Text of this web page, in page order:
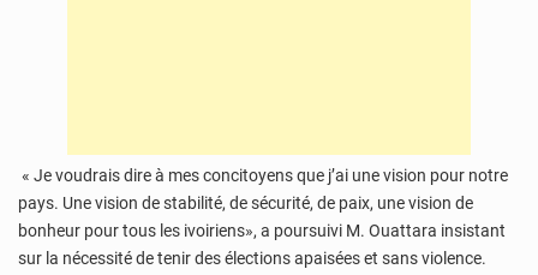
« Je voudrais dire à mes concitoyens que j’ai une vision pour notre
pays. Une vision de stabilité, de sécurité, de paix, une vision de
bonheur pour tous les ivoiriens», a poursuivi M. Ouattara insistant
sur la nécessité de tenir des élections apaisées et sans violence.